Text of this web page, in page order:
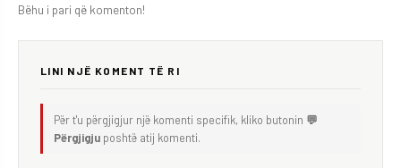
Bëhu i pari që komenton!
LINI NJË KOMENT TË RI
Për t'u përgjigjur një komenti specifik, kliko butonin 💬
Përgjigju poshtë atij komenti.